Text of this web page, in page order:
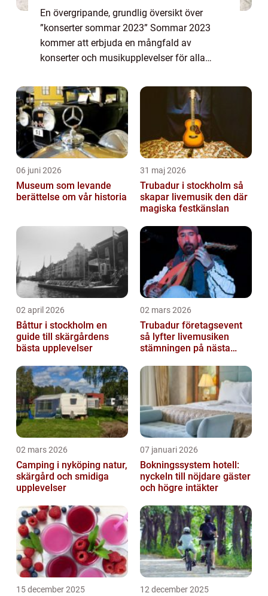
En övergripande, grundlig översikt över
”konserter sommar 2023” Sommar 2023
kommer att erbjuda en mångfald av
konserter och musikupplevelser för alla
då musikindustrin blomstrar och artister fr...
06 juni 2026
Museum som levande
berättelse om vår historia
31 maj 2026
Trubadur i stockholm så
skapar livemusik den där
magiska festkänslan
02 april 2026
Båttur i stockholm en
guide till skärgårdens
bästa upplevelser
02 mars 2026
Trubadur företagsevent
så lyfter livemusiken
stämningen på nästa
02 mars 2026
Camping i nyköping natur,
skärgård och smidiga
upplevelser
07 januari 2026
Bokningssystem hotell:
nyckeln till nöjdare gäster
och högre intäkter
15 december 2025 12 december 2025